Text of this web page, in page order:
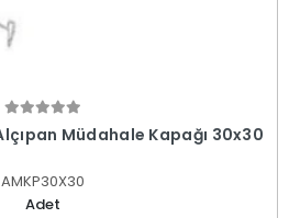
Müdahale Kapağı 30x30
AMKP30X30
Adet